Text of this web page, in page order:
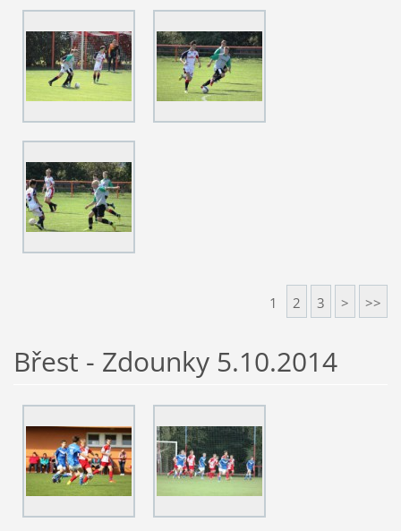
1 2 3 > >>
Břest - Zdounky 5.10.2014